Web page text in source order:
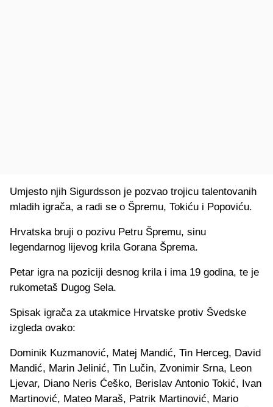
Umjesto njih Sigurdsson je pozvao trojicu talentovanih
mladih igrača, a radi se o Špremu, Tokiću i Popoviću.
Hrvatska bruji o pozivu Petru Špremu, sinu
legendarnog lijevog krila Gorana Šprema.
Petar igra na poziciji desnog krila i ima 19 godina, te je
rukometaš Dugog Sela.
Spisak igrača za utakmice Hrvatske protiv Švedske
izgleda ovako:
Dominik Kuzmanović, Matej Mandić, Tin Herceg, David
Mandić, Marin Jelinić, Tin Lučin, Zvonimir Srna, Leon
Ljevar, Diano Neris Ćeško, Berislav Antonio Tokić, Ivan
Martinović, Mateo Maraš, Patrik Martinović, Mario